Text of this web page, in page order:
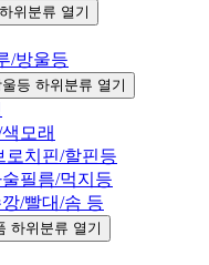
위분류 열기
/방울등
등 하위분류 열기
모래
로치핀/할핀등
필름/먹지등
/빨대/솜 등
하위분류 열기